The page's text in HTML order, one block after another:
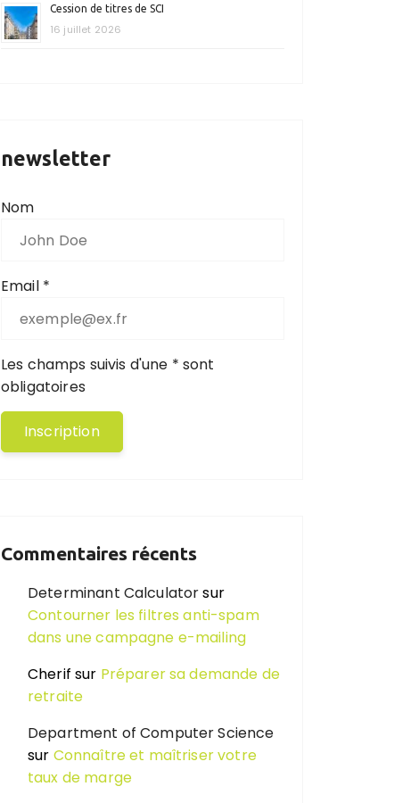
Cession de titres de SCI
16 juillet 2026
newsletter
Nom
Email *
Les champs suivis d'une * sont
obligatoires
Commentaires récents
Determinant Calculatorsur
Contourner les filtres anti-spam
dans une campagne e-mailing
Cherif sur Préparer sa demande de
retraite
Department of Computer Science
sur Connaître et maîtriser votre
taux de marge